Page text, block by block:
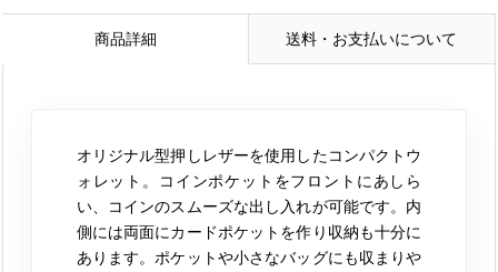
商品詳細 送料・お支払いについて
オリジナル型押しレザーを使用したコンパクトウ
ォレット。コインポケットをフロントにあしら
い、コインのスムーズな出し入れが可能です。内
側には両面にカードポケットを作り収納も十分に
あります。ポケットや小さなバッグにも収まりや